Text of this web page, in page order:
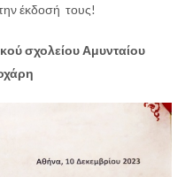
έκδοσή τους!
σχολείου Αμυνταίου